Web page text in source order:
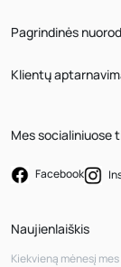
Pagrindinės
Klientų
Mes socialiniuose
Facebook
Naujienlaiškis
Kiekvieną mėnesį